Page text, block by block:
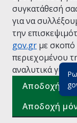
συγκατάθεσή
για να
την
gov.gr με σκοπό
περιεχομένου
αναλυτικά για
Αποδοχή
Αποδοχή
Δήλωση
Πολιτική
Προτάσεις για
Υλοποίηση από
Διακυβέρνησης
Ελληνικά |